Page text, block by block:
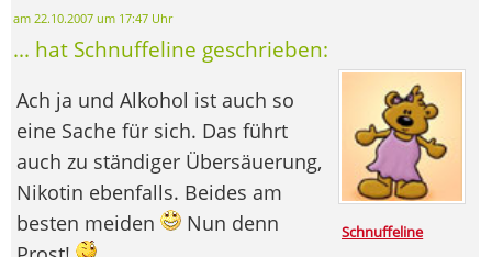
am 22.10.2007 um 17:47 Uhr
... hat Schnuffeline geschrieben:
Schnuffeline
Ach ja und Alkohol ist auch so
eine Sache für sich. Das führt
auch zu ständiger Übersäuerung,
Nikotin ebenfalls. Beides am
besten meiden
Nun denn